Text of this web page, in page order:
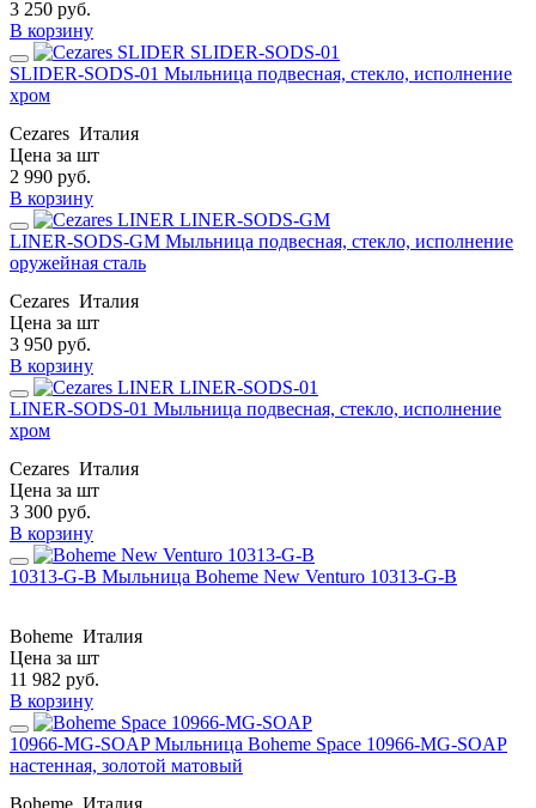
3 250 руб.
В корзину
SLIDER-SODS-01 Мыльница подвесная, стекло, исполнение
хром
Cezares Италия
Цена за шт
2 990 руб.
В корзину
LINER-SODS-GM Мыльница подвесная, стекло, исполнение
оружейная сталь
Cezares Италия
Цена за шт
3 950 руб.
В корзину
LINER-SODS-01 Мыльница подвесная, стекло, исполнение
хром
Cezares Италия
Цена за шт
3 300 руб.
В корзину
10313-G-B Мыльница Boheme New Venturo 10313-G-B
Boheme Италия
Цена за шт
11 982 руб.
В корзину
10966-MG-SOAP Мыльница Boheme Space 10966-MG-SOAP
настенная, золотой матовый
Boheme Италия